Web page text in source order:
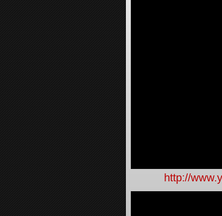
http://